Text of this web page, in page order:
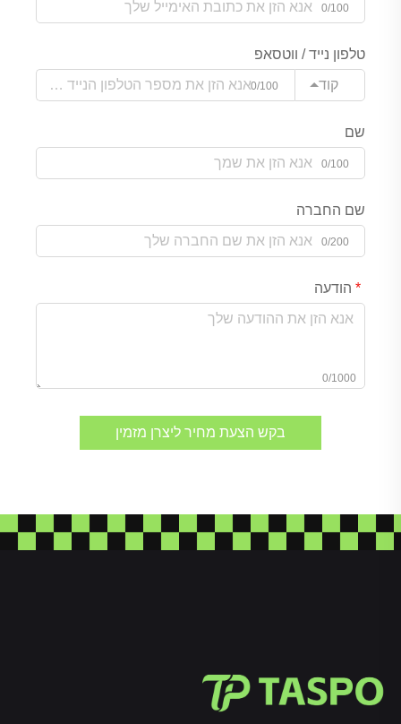
0/100
טלפון נייד / ווטסאפ
קוד
0/100
שם
0/100
שם החברה
0/200
הודעה
0/1000
בקש הצעת מחיר ליצרן מזמין